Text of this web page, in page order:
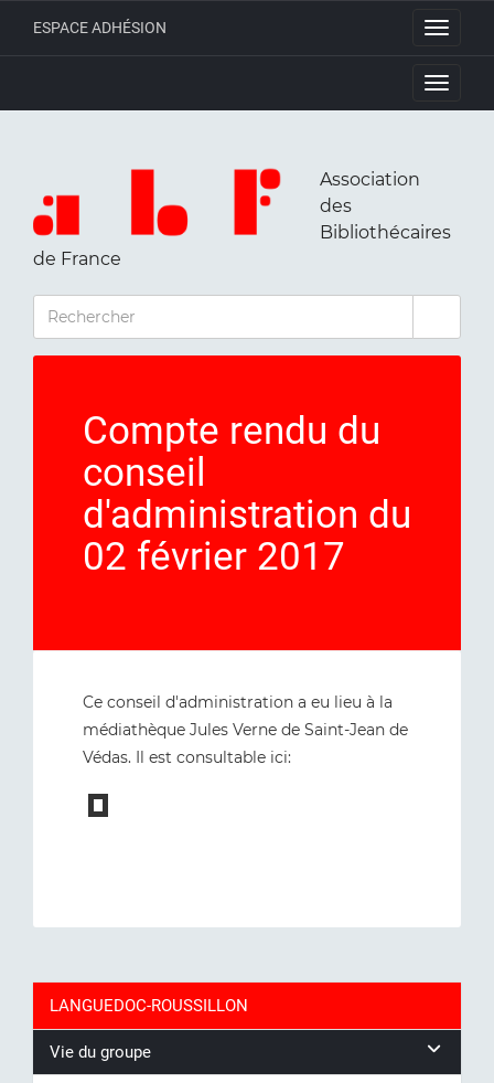
Toggle
ESPACE ADHÉSION
Toggle
Association
des
Bibliothécaires
de France
RECHERCHER
Compte rendu du
conseil
d'administration du
02 février 2017
Ce conseil d'administration a eu lieu à la
médiathèque Jules Verne de Saint-Jean de
Védas. Il est consultable ici:
LANGUEDOC-ROUSSILLON
Vie du groupe